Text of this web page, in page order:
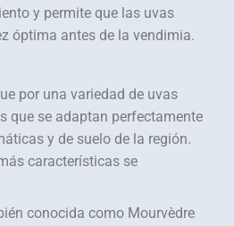
y permite que las uvas
óptima antes de la vendimia.
por una variedad de uvas
que se adaptan perfectamente
y de suelo de la región.
características se
conocida como Mourvèdre